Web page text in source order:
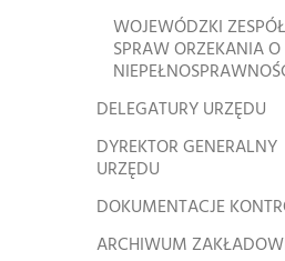
WOJEWÓDZKI
SPRAW ORZEKANIA O
DELEGATURY URZĘDU
DYREKTOR GENERALNY
URZĘDU
DOKUMENTACJE
ARCHIWUM